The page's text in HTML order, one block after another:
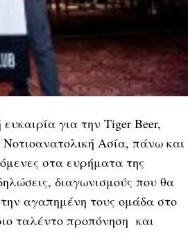
για την Tiger Beer,
Ασία, πάνω και
στα ευρήματα της
διαγωνισμούς που θα
αγαπημένη τους ομάδα στο
ταλέντο προπόνηση και